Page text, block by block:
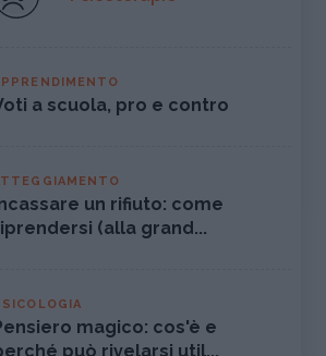
a scuola, pro e contro
un rifiuto: come
(alla grand...
magico: cos'è e
può rivelarsi util...